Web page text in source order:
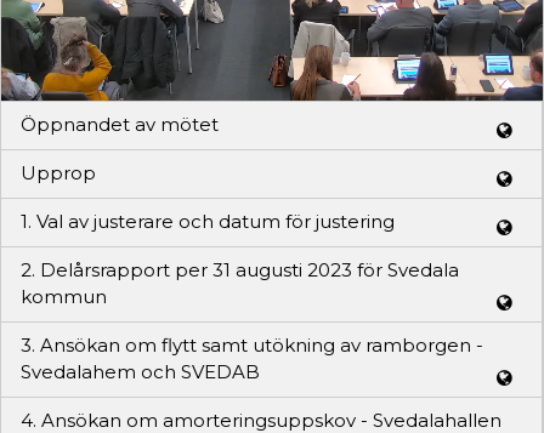
Video
Öppnandet av mötet
Upprop
1. Val av justerare och datum för justering
2. Delårsrapport per 31 augusti 2023 för Svedala
kommun
3. Ansökan om flytt samt utökning av ramborgen -
Svedalahem och SVEDAB
4. Ansökan om amorteringsuppskov - Svedalahallen